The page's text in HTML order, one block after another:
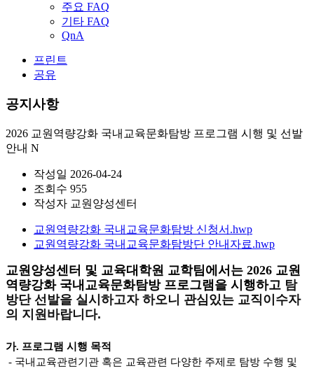
주요 FAQ
기타 FAQ
QnA
프린트
공유
공지사항
2026 교원역량강화 국내교육문화탐방 프로그램 시행 및 선발
안내 N
작성일 2026-04-24
조회수 955
작성자 교원양성센터
교원역량강화 국내교육문화탐방 신청서.hwp
교원역량강화 국내교육문화탐방단 안내자료.hwp
교원양성센터 및 교육대학원 교학팀에서는 2026 교원
역량강화 국내교육문화탐방 프로그램을 시행하고 탐
방단 선발을 실시하고자 하오니 관심있는 교직이수자
의 지원바랍니다.
가. 프로그램 시행 목적
- 국내교육관련기관 혹은 교육관련 다양한 주제로 탐방 수행 및